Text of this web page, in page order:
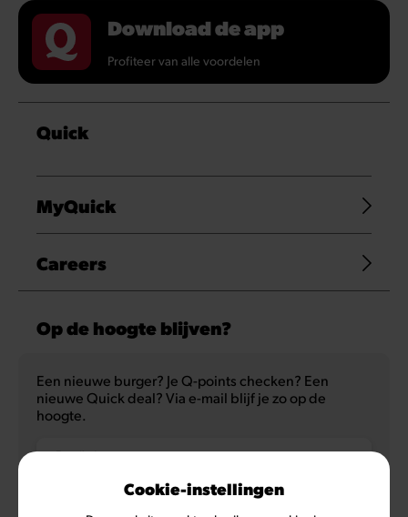
Download de app
Profiteer van alle voordelen
Quick
MyQuick
Careers
Op de hoogte blijven?
Een nieuwe burger? Je Q-points checken? Een
nieuwe Quick deal? Via e-mail blijf je zo op de
hoogte.
E-mailadres
Cookie-instellingen